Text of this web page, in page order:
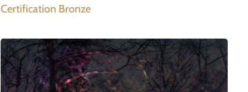
Certification Bronze